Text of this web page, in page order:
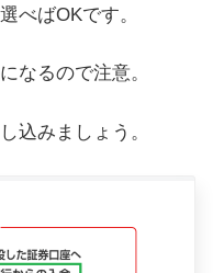
べばOKです。
なるので注意。
込みましょう。